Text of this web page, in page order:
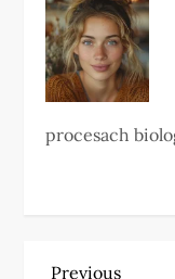
procesach
Previous
Previous